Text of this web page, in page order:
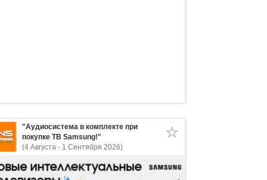
"Аудиосистема в комплекте при
покупке ТВ Samsung!"
(4 Августа - 1 Сентября 2026)